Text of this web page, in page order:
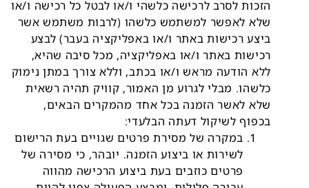
הזכות לסרב לרכישה כלשהי ו/או לבטל כל רכישה ו/או
שלא לאפשר למשתמש כלשהו (לרבות משתמש אשר
ביצע רכישות באתר ו/או באפליקציה בעבר) לבצע
רכישות באתר ו/או באפליקציה, מכל סיבה שהיא,
ללא הודעה מראש ו/או בכתב, וללא צורך במתן נימוק
כלשהו. מבלי לגרוע מן האמור, קוויק תהיה רשאית
שלא לאשר הזמנה בכל אחד מהמקרים הבאים,
בכפוף לשיקול דעתה הבלעדי:
במקרה של מסירת פרטים שגויים בעת הרישום
לשירות או ביצוע הזמנה. יובהר, כי מסירה של
פרטים כוזבים בעת ביצוע הרכישה מהווה